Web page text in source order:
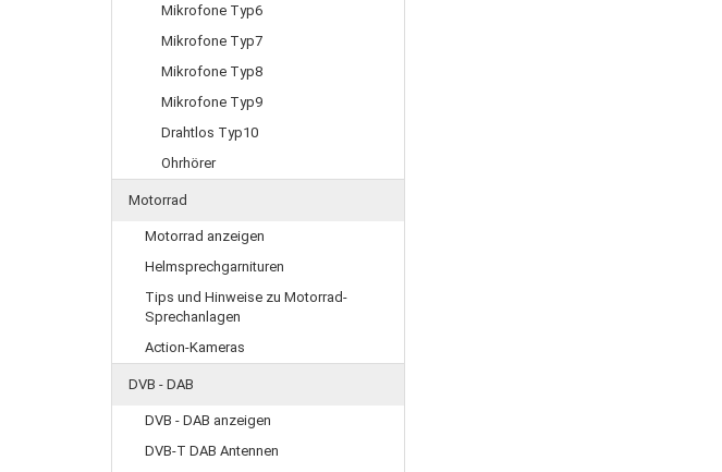
Mikrofone Typ6
Mikrofone Typ7
Mikrofone Typ8
Mikrofone Typ9
Drahtlos Typ10
Ohrhörer
Motorrad
Motorrad anzeigen
Helmsprechgarnituren
Tips und Hinweise zu Motorrad-
Sprechanlagen
Action-Kameras
DVB - DAB
DVB - DAB anzeigen
DVB-T DAB Antennen